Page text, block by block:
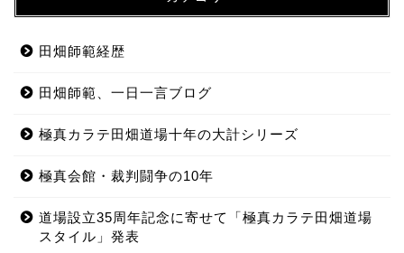
田畑師範経歴
田畑師範、一日一言ブログ
極真カラテ田畑道場十年の大計シリーズ
極真会館・裁判闘争の10年
道場設立35周年記念に寄せて「極真カラテ田畑道場
スタイル」発表